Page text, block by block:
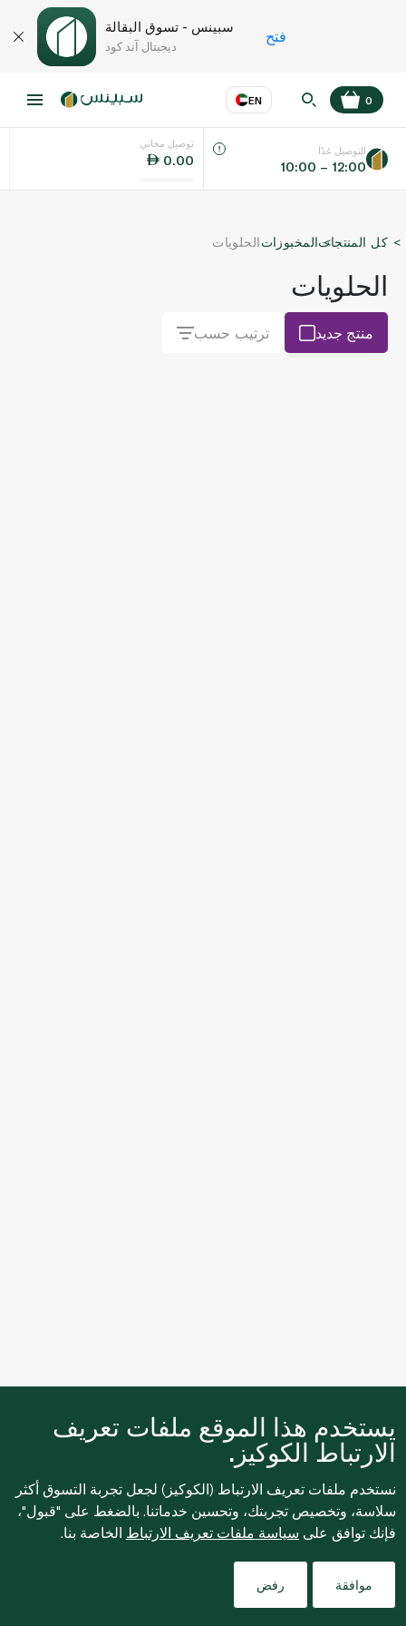
سبينس - تسوق البقالة
ديجيتال آند كود
فتح
EN
اللغة عر
KSA
0
توصيل مجاني
0.00
التوصيل غدًا
10:00 – 12:00
كل المنتجاتالمخبوزاتالحلويات
الحلويات
منتج جديد ترتيب حسب
يستخدم هذا الموقع ملفات تعريف
الارتباط الكوكيز.
نستخدم ملفات تعريف الارتباط (الكوكيز) لجعل تجربة التسوق أكثر
سلاسة، وتخصيص تجربتك، وتحسين خدماتنا. بالضغط على "قبول"،
فإنك توافق على سياسة ملفات تعريف الارتباط الخاصة بنا.
موافقة رفض